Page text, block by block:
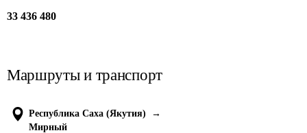
33 436 480
Маршруты и транспорт
Республика Саха (Якутия)
→
Мирный